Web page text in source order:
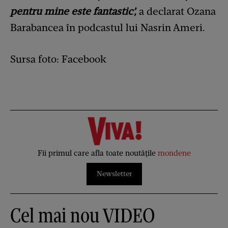
pentru mine este fantastic’,a declarat Ozana
Barabancea în podcastul lui Nasrin Ameri.
Sursa foto: Facebook
Fii primul care afla toate noutățile mondene
Newsletter
Cel mai nou VIDEO